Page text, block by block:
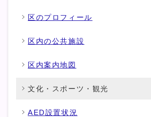
区のプロフィール
区内の公共施設
区内案内地図
文化・スポーツ・観光
AED設置状況